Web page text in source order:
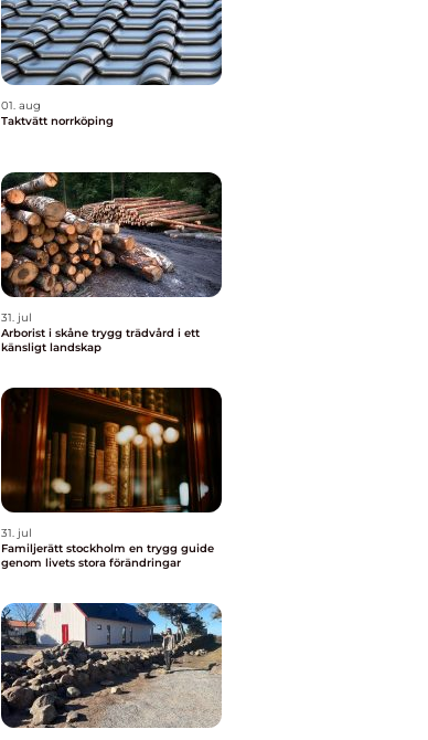
01. aug
Taktvätt norrköping
31. jul
Arborist i skåne trygg trädvård i ett
känsligt landskap
31. jul
Familjerätt stockholm en trygg guide
genom livets stora förändringar